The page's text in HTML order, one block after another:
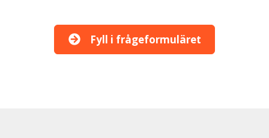
Fyll i frågeformuläret